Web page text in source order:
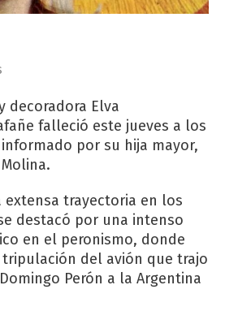
decoradora Elva
falleció este jueves a los
por su hija mayor,
trayectoria en los
destacó por una intenso
en el peronismo, donde
del avión que trajo
Perón a la Argentina